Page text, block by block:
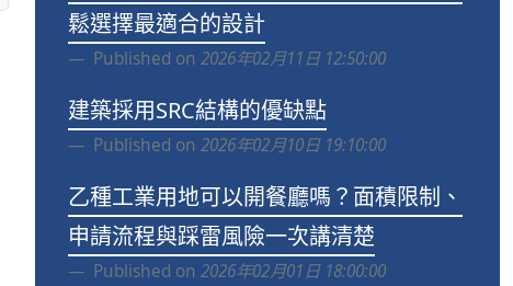
鬆選擇最適合的設計
Published on 2026年02月11日 12:50:00
建築採用SRC結構的優缺點
Published on 2026年02月10日 19:10:00
乙種工業用地可以開餐廳嗎？面積限制、
申請流程與踩雷風險一次講清楚
Published on 2026年02月01日 18:00:00